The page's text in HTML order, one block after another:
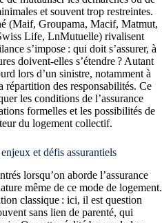
et souvent trop restreintes.
(Maif, Groupama, Macif, Matmut,
Life, LnMutuelle) rivalisent
s’impose : qui doit s’assurer, à
doivent-elles s’étendre ? Autant
lors d’un sinistre, notamment à
répartition des responsabilités. Ce
les conditions de l’assurance
formelles et les possibilités de
du logement collectif.
et défis assurantiels
lorsqu’on aborde l’assurance
même de ce mode de logement.
classique : ici, il est question
sans lien de parenté, qui